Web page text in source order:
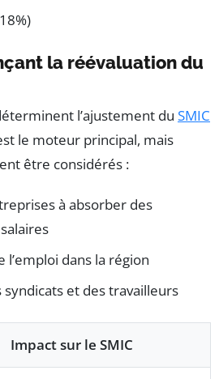
la réévaluation du
l’ajustement du SMIC
le moteur principal, mais
être considérés :
à absorber des
l’emploi dans la région
syndicats et des travailleurs
Impact sur le SMIC